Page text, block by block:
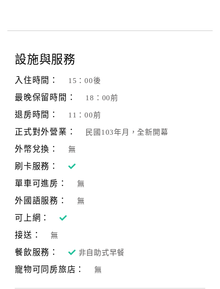
顧
客
滿
度
訂
單
理
會
員
戶
客
設施與服務
入住時間： 15：00後
最晚保留時間： 18：00前
退房時間： 11：00前
正式對外營業： 民國103年月，全新開幕
外幣兌換： 無
刷卡服務：
單車可進房：
無
外國語服務： 無
可上網：
接送：
無
餐飲服務： 非自助式早餐
寵物可同房旅店： 無